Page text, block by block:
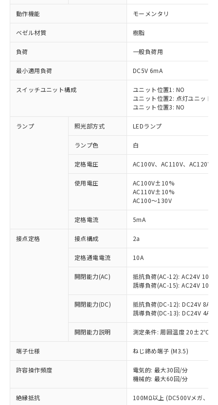
動作機能 モーメンタリ
ベゼル材質 樹脂
負荷 一般負荷用
最小適用負荷 DC5V 6mA
スイッチユニット構成
ユニット位置1: NO
ユニット位置2: 点灯ユニット
ユニット位置3: NO
ランプ 照光部方式 LEDランプ
ランプ色 白
定格電圧 AC100V、AC110V、AC120V
使用電圧
AC100V±10%
AC110V±10%
AC100～130V
定格電流 5mA
接点定格 接点構成 2a
定格通電電流 10A
開閉能力(AC)
抵抗負荷(AC-12): AC24V 10A/
誘導負荷(AC-15): AC24V
開閉能力(DC)
抵抗負荷(DC-12): DC24V 8A/
誘導負荷(DC-13): DC24V 4A/
開閉能力説明 測定条件: 周囲温度 20±2℃、
端子仕様 ねじ締め端子 (M3.5)
許容操作頻度
電気的: 最大30回/分
機械的: 最大60回/分
絶縁抵抗 100MΩ以上 (DC500Vメガ、点
ご利用条件
以下の条件をお読みいただき、同意のうえ
ご利用ください。
商品の当社在庫状況および標準価格
(税抜)を提供させていただくもので
当社制御機器事業取扱商品の中には、
本サービスの対象外となる商品もある
ことをご了承ください。
在庫状況および標準価格照会結果は、
記載している更新日時点での社内デー
タに基づき作成されるものであり、閲
覧された時点での実際の在庫および標
※1 対応状況
対応済み：EU RoHS指令（10物質）の
非含有に対応した製品が提供可能な商品で
対応予定：EU RoHS指令（10物質）の非含
有に対応した製品に切り替える予定のある
対応予定なし：EU RoHS指令（10物質）の
非含有に非対応の商品で、対応品を出す予
調査・確認中：EU RoHS指令（10物質）の
非含有の対応状況を調査中または確認中の
非該当品：ライセンス料など無形物で、有
害物質有無と関係のない商品です。
仕入先様の事情により、非含有部品として
いたものが、含有品と判明した場合などや
むを得ず変更することがあります。
ミウム(Cd) 100ppm以下、
※1 中国RoHS○×表
「○」：最大均質材料含有率が中国RoHSの
基準値以下であることを示します。
「×」：最大均質材料含有率が中国RoHSの
基準値を超えていることを示します。
「－」：未確認です。当社販売部門へお問
い合わせください。
*中国RoHS10物質の基準値 (GB/T26572)：
Pb(鉛) :1000ppm、 Hg(水銀) : 1000ppm、 Cd(カドミウ
当社は、これら貴社製品のうち、外国
為替および外国貿易法に定める商品
（以下｢規制貨物等」という）を輸出
または国外への提供する場合は、日本
国政府の輸出許可(または役務取引許